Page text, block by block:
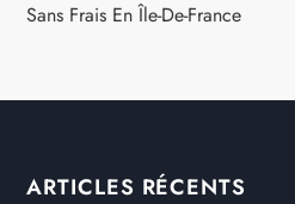
Sans Frais En Île-De-France
ARTICLES RÉCENTS